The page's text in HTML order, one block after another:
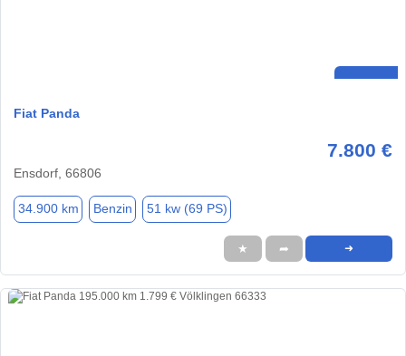
Fiat Panda
7.800 €
Ensdorf, 66806
34.900 km Benzin 51 kw (69 PS)
★ ➦ ➜